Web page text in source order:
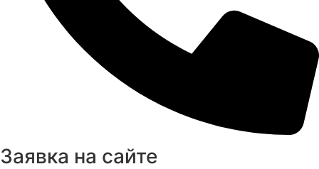
Заявка на сайте